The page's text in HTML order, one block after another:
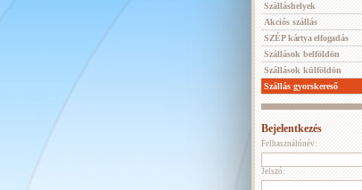
Szálláshelyek
Akciós szállás
SZÉP kártya elfogadás
Szállások belföldön
Szállások külföldön
Szállás gyorskereső
Bejelentkezés
Felhasználónév:
Jelszó: